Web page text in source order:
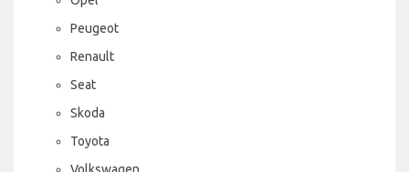
Peugeot
Renault
Seat
Skoda
Toyota
Volkswagen